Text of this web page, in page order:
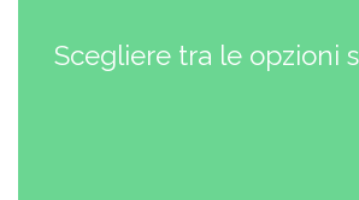
Scegliere tra le opzioni